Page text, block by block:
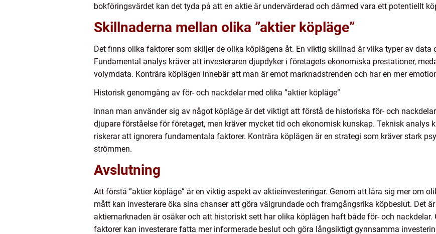
bokföringsvärdet kan det tyda på att en aktie är undervärderad och därmed vara ett potentiellt
Skillnaderna mellan olika ”aktier köpläge”
Det finns olika faktorer som skiljer de olika köplägena åt. En viktig skillnad är vilka typer av data
Fundamental analys kräver att investeraren djupdyker i företagets ekonomiska prestationer,
volymdata. Konträra köplägen innebär att man är emot marknadstrenden och har en mer
Historisk genomgång av för- och nackdelar med olika ”aktier köpläge”
Innan man använder sig av något köpläge är det viktigt att förstå de historiska för- och
djupare förståelse för företaget, men kräver mycket tid och ekonomisk kunskap. Teknisk analys
riskerar att ignorera fundamentala faktorer. Konträra köplägen är en strategi som kräver stark
strömmen.
Avslutning
Att förstå ”aktier köpläge” är en viktig aspekt av aktieinvesteringar. Genom att lära sig mer om
mått kan investerare öka sina chanser att göra välgrundade och framgångsrika köpbeslut. Det
aktiemarknaden är osäker och att historiskt sett har olika köplägen haft både för- och nackdelar.
faktorer kan investerare fatta mer informerade beslut och göra långsiktigt gynnsamma